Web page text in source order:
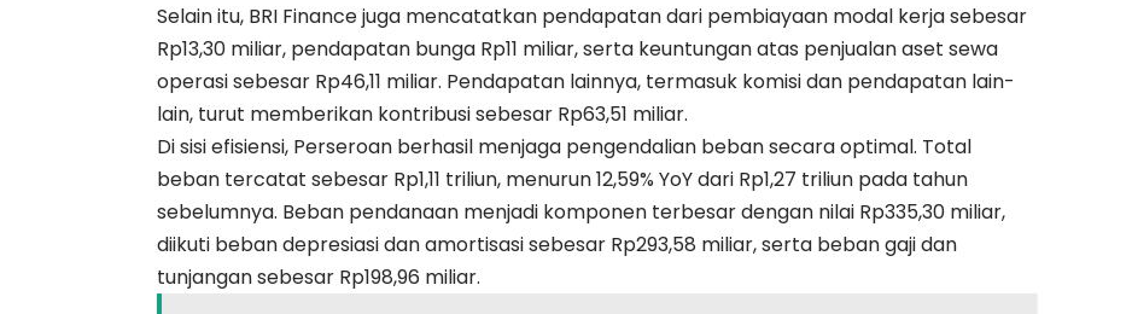
Selain itu, BRI Finance juga mencatatkan pendapatan dari pembiayaan modal kerja sebesar
Rp13,30 miliar, pendapatan bunga Rp11 miliar, serta keuntungan atas penjualan aset sewa
operasi sebesar Rp46,11 miliar. Pendapatan lainnya, termasuk komisi dan pendapatan lain-
lain, turut memberikan kontribusi sebesar Rp63,51 miliar.
Di sisi efisiensi, Perseroan berhasil menjaga pengendalian beban secara optimal. Total
beban tercatat sebesar Rp1,11 triliun, menurun 12,59% YoY dari Rp1,27 triliun pada tahun
sebelumnya. Beban pendanaan menjadi komponen terbesar dengan nilai Rp335,30 miliar,
diikuti beban depresiasi dan amortisasi sebesar Rp293,58 miliar, serta beban gaji dan
tunjangan sebesar Rp198,96 miliar.